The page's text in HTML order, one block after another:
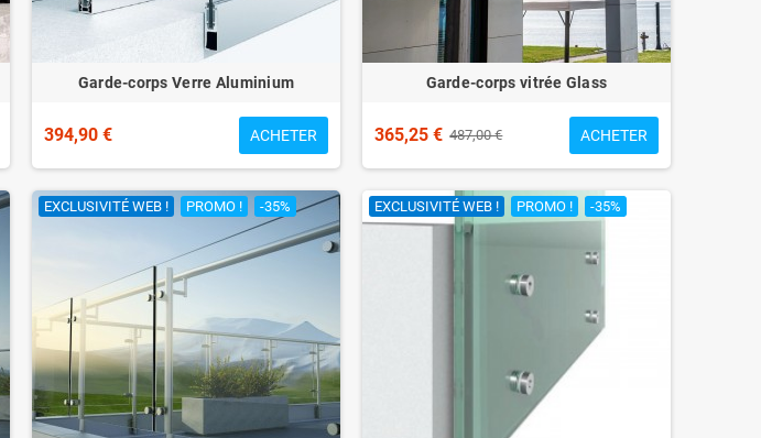
Garde-corps Verre Aluminium
394,90 € ACHETER
Garde-corps vitrée Glass
365,25 € 487,00 € ACHETER
EXCLUSIVITÉ WEB ! PROMO ! -35% EXCLUSIVITÉ WEB ! PROMO ! -35%